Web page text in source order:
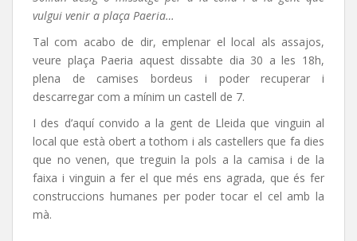
vulgui venir a plaça Paeria…
Tal com acabo de dir, emplenar el local als assajos,
veure plaça Paeria aquest dissabte dia 30 a les 18h,
plena de camises bordeus i poder recuperar i
descarregar com a mínim un castell de 7.
I des d’aquí convido a la gent de Lleida que vinguin al
local que està obert a tothom i als castellers que fa dies
que no venen, que treguin la pols a la camisa i de la
faixa i vinguin a fer el que més ens agrada, que és fer
construccions humanes per poder tocar el cel amb la
mà.